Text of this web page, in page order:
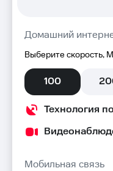
Домашний
Выберите скорость,
100
Технология
Мобильная связь